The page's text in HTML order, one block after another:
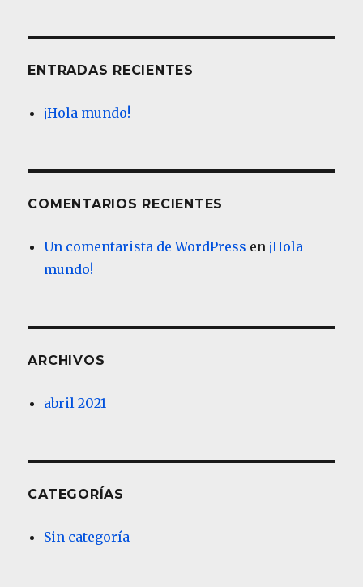
ENTRADAS RECIENTES
¡Hola mundo!
COMENTARIOS RECIENTES
Un comentarista de WordPress en ¡Hola
mundo!
ARCHIVOS
abril 2021
CATEGORÍAS
Sin categoría